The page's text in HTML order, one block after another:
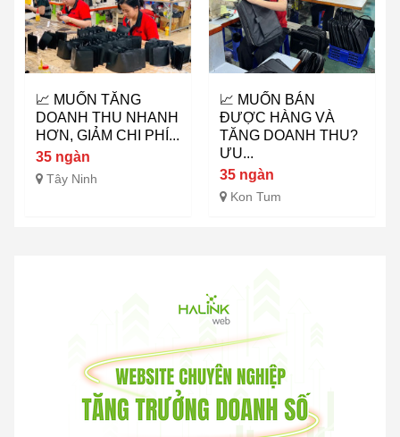
📈 MUỐN TĂNG
DOANH THU NHANH
HƠN, GIẢM CHI PHÍ...
35 ngàn
Tây Ninh
📈 MUỐN BÁN
ĐƯỢC HÀNG VÀ
TĂNG DOANH THU?
ƯU...
35 ngàn
Kon Tum